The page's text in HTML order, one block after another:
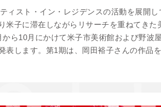
ィスト・イン・レジデンスの活動を展開
米子に滞在しながらリサーチを重ねてき
ら10月にかけて米子市美術館および野波
表します。第1期は、岡田裕子さんの作品